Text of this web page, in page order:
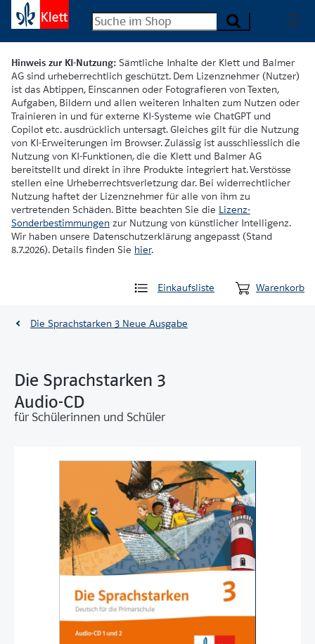
Hinweis zur KI-Nutzung: Sämtliche Inhalte der Klett und Balmer
AG sind urheberrechtlich geschützt. Dem Lizenznehmer (Nutzer)
ist das Abtippen, Einscannen oder Fotografieren von Texten,
Aufgaben, Bildern und allen weiteren Inhalten zum Nutzen oder
Trainieren in und für externe KI-Systeme wie ChatGPT und
Copilot etc. ausdrücklich untersagt. Gleiches gilt für die Nutzung
von KI-Erweiterungen im Browser. Zulässig ist ausschliesslich die
Nutzung von KI-Funktionen, die die Klett und Balmer AG
bereitstellt und direkt in ihre Produkte integriert hat. Verstösse
stellen eine Urheberrechtsverletzung dar. Bei widerrechtlicher
Nutzung haftet der Lizenznehmer für alle von ihm zu
vertretenden Schäden. Bitte beachten Sie die Lizenz-
Sonderbestimmungen zur Nutzung von künstlicher Intelligenz.
Wir haben unsere Datenschutzerklärung angepasst (Stand
8.7.2026). Details finden Sie hier.
Einkaufsliste Warenkorb
Die Sprachstarken 3 Neue Ausgabe
Die Sprachstarken 3
Audio-CD
für Schülerinnen und Schüler